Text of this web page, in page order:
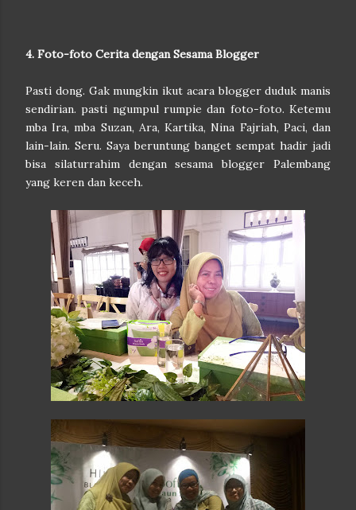
4. Foto-foto Cerita dengan Sesama Blogger
Pasti dong. Gak mungkin ikut acara blogger duduk manis
sendirian. pasti ngumpul rumpie dan foto-foto. Ketemu
mba Ira, mba Suzan, Ara, Kartika, Nina Fajriah, Paci, dan
lain-lain. Seru. Saya beruntung banget sempat hadir jadi
bisa silaturrahim dengan sesama blogger Palembang
yang keren dan keceh.